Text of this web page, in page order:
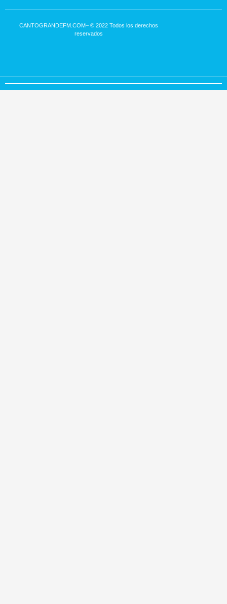
CANTOGRANDEFM.COM– © 2022 Todos los derechos
reservados